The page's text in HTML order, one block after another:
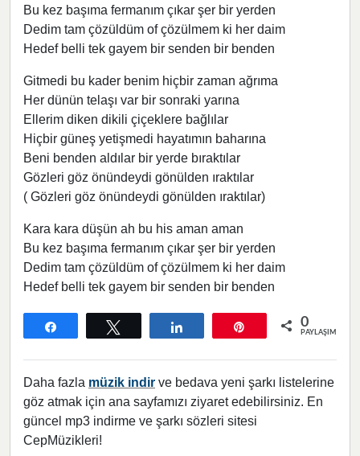
Bu kez başıma fermanım çıkar şer bir yerden
Dedim tam çözüldüm of çözülmem ki her daim
Hedef belli tek gayem bir senden bir benden
Gitmedi bu kader benim hiçbir zaman ağrıma
Her dünün telaşı var bir sonraki yarına
Ellerim diken dikili çiçeklere bağlılar
Hiçbir güneş yetişmedi hayatımın baharına
Beni benden aldılar bir yerde bıraktılar
Gözleri göz önündeydi gönülden ıraktılar
( Gözleri göz önündeydi gönülden ıraktılar)
Kara kara düşün ah bu his aman aman
Bu kez başıma fermanım çıkar şer bir yerden
Dedim tam çözüldüm of çözülmem ki her daim
Hedef belli tek gayem bir senden bir benden
0
PAYLAŞIMLAR
Daha fazla müzik indir ve bedava yeni şarkı listelerine
göz atmak için ana sayfamızı ziyaret edebilirsiniz. En
güncel mp3 indirme ve şarkı sözleri sitesi
CepMüzikleri!